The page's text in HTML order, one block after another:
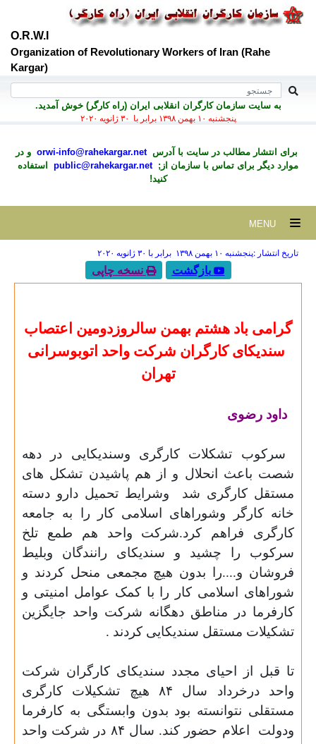
O.R.W.I
Organization of Revolutionary Workers of Iran (Rahe
Kargar)
به سايت سازمان کارگران انقلابی ايران (راه کارگر) خوش آمديد.
پنجشنبه ۱۰ بهمن ۱۳۹۸ برابر با ۳۰ ژانويه ۲۰۲۰
برای انتشار مطالب در سايت با آدرسorwi-info@rahekargar.net و در
موارد ديگر برای تماس با سازمان از;public@rahekargar.net
استفاده
کنید!
تاریخ انتشار :پنجشنبه ۱۰ بهمن ۱۳۹۸ برابر با ۳۰ ژانويه ۲۰۲۰
بازگشت نسخه چاپی
گرامی باد هشتم بهمن سالروزدومین اعتصاب
سندیکای کارگران شرکت واحد اتوبوسرانی
تهران
داود رضوی
سرکوب تشکلات کارگری وسندیکایی در دهه
شصت باعث انحلال و از هم پاشیدن تشکل های
مستقل کارگری شد
وشرایط تحمیل دارو دسته
خانه کارگر وشوراهای اسلامی کار را به جامعه
کارگری فراهم کرد.شرکت واحد هم طمع تلخ
سرکوب را چشید و سندیکای رانندگان وبلیط
فروشان و....را بدون هیچ مجمعی منحل کردند و
شوراهای اسلامی کار را با کمک عوامل امنیتی و
کارفرما در مناطق دهگانه شرکت واحد جایگزین
تشکیلات مستقل سندیکایی کردند .
تا قبل از احیای مجدد سندیکای کارگران شرکت
واحد درخرداد سال ۸۴ هیچ تشکیلات کارگری
مستقلی نتوانسته بود بدون وابستگی به کارفرما
ودولت
اعلام حضور کند. سال ۸۴ در شرکت واحد